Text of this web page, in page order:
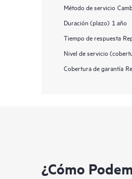
Método de servicio
Duración (plazo) 1 año
Tiempo de respuesta
Nivel de servicio
Cobertura de garantía
¿Cómo